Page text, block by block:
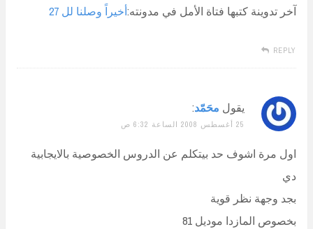
آخر تدوينة كتبها فتاة الأمل في مدونته:أخيراً وصلنا لل 27
REPLY
يقول محَمّد:
25 أغسطس 2008 الساعة 6:32 ص
اول مرة اشوف حد بيتكلم عن الدروس الخصوصية بالايجابية
دي
بجد وجهة نظر قوية
بخصوص المازدا موديل 81